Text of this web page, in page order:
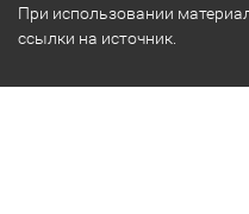
При использовании
ссылки на источник.